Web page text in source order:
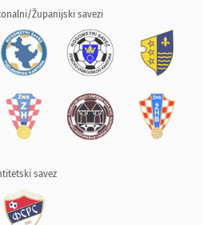
Županijski savezi
savez